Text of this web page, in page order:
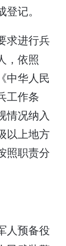
记。
求进行兵
，依照
中华人民
工作条
情况纳入
以上地方
照职责分
人预备役